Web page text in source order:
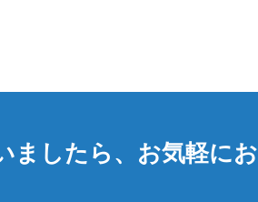
ましたら、お気軽にお